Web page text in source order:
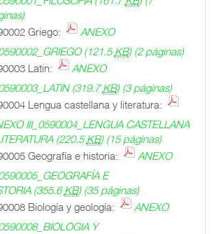
Griego:
ANEXO
(121.5KB)(2 páginas)
Latin:
ANEXO
(319.7KB)(3 páginas)
Lengua castellana y literatura:
III_0590004_LENGUA CASTELLANA
(220.5KB)(15 páginas)
Geografía e historia:
ANEXO
E
(355.6KB)(35 páginas)
Biología y geología:
ANEXO
Y